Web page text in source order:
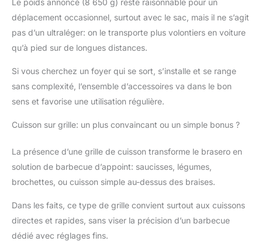
brasero de camping
inclut tisonnier,
couvercle, grille de
sac imperméable, le
tout en une boîte.
Aucun achat
supplémentaire
nécessaire, alors
rassemblez-vous pour
inoubliables.
déplacement occasionnel, surtout avec le sac, mais il ne s’agit
pas d’un ultraléger: on le transporte plus volontiers en voiture
qu’à pied sur de longues distances.
Si vous cherchez un foyer qui se sort, s’installe et se range
sans complexité, l’ensemble d’accessoires va dans le bon
sens et favorise une utilisation régulière.
Cuisson sur grille: un plus convaincant ou un simple bonus ?
La présence d’une grille de cuisson transforme le brasero en
solution de barbecue d’appoint: saucisses, légumes,
brochettes, ou cuisson simple au-dessus des braises.
Dans les faits, ce type de grille convient surtout aux cuissons
directes et rapides, sans viser la précision d’un barbecue
dédié avec réglages fins.